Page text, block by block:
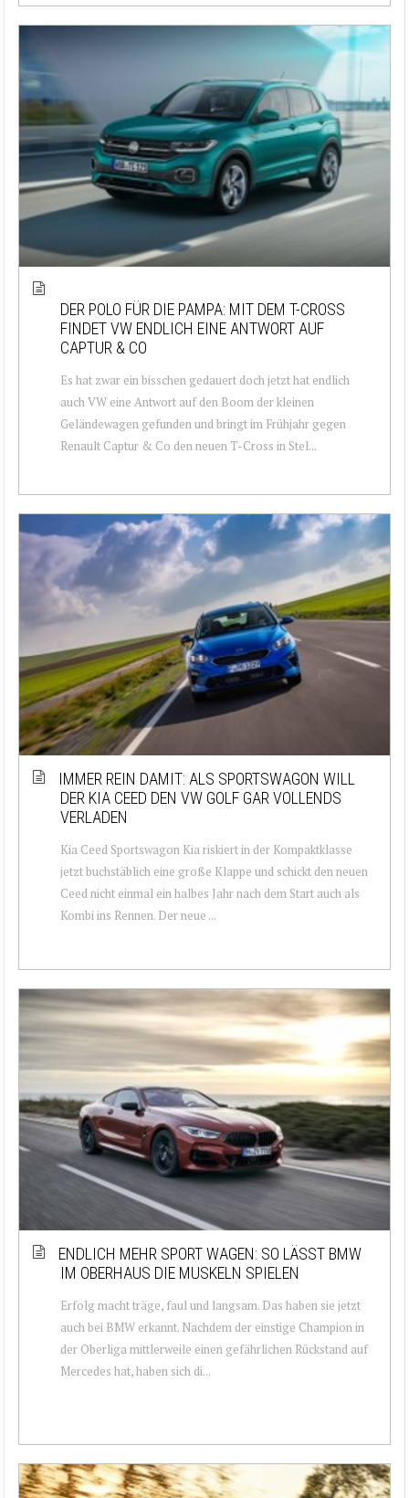
DER POLO FÜR DIE PAMPA: MIT DEM T-CROSS
FINDET VW ENDLICH EINE ANTWORT AUF
CAPTUR & CO
Es hat zwar ein bisschen gedauert doch jetzt hat endlich
auch VW eine Antwort auf den Boom der kleinen
Geländewagen gefunden und bringt im Frühjahr gegen
Renault Captur & Co den neuen T-Cross in Stel...
IMMER REIN DAMIT: ALS SPORTSWAGON WILL
DER KIA CEED DEN VW GOLF GAR VOLLENDS
VERLADEN
Kia Ceed Sportswagon Kia riskiert in der Kompaktklasse
jetzt buchstäblich eine große Klappe und schickt den neuen
Ceed nicht einmal ein halbes Jahr nach dem Start auch als
Kombi ins Rennen. Der neue ...
ENDLICH MEHR SPORT WAGEN: SO LÄSST BMW
IM OBERHAUS DIE MUSKELN SPIELEN
Erfolg macht träge, faul und langsam. Das haben sie jetzt
auch bei BMW erkannt. Nachdem der einstige Champion in
der Oberliga mittlerweile einen gefährlichen Rückstand auf
Mercedes hat, haben sich di...